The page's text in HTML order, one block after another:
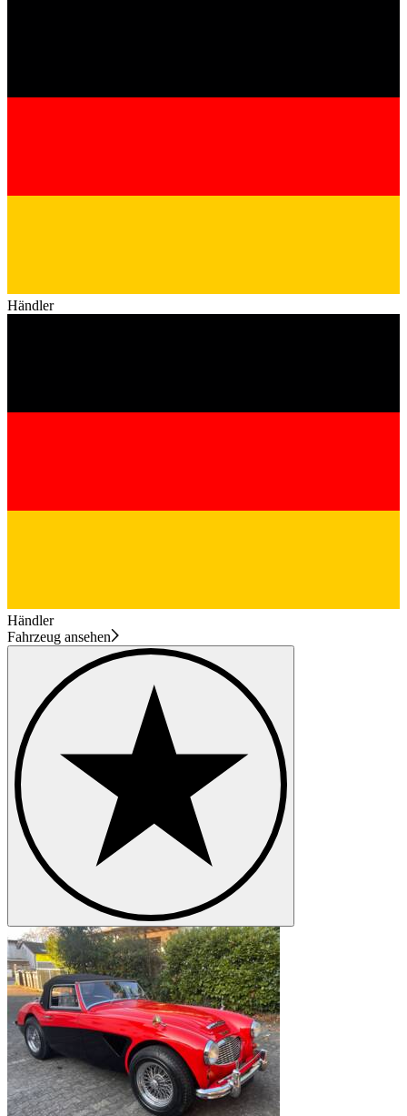
Händler
Händler
Fahrzeug ansehen